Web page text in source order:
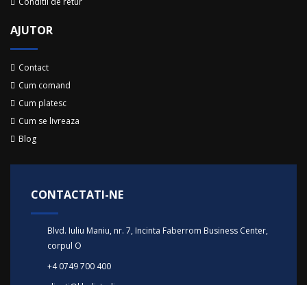
AJUTOR
Contact
Cum comand
Cum platesc
Cum se livreaza
Blog
CONTACTATI-NE
Blvd. Iuliu Maniu, nr. 7, Incinta Faberrom Business Center,
corpul O
+4 0749 700 400